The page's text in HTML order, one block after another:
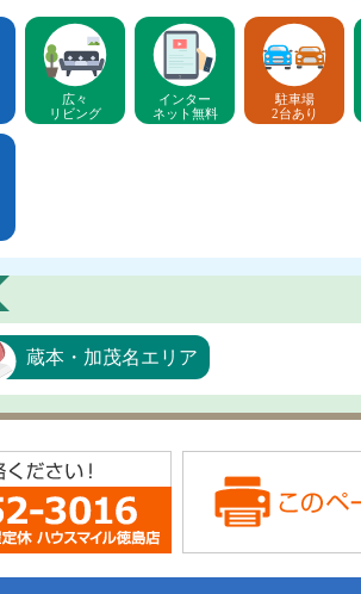
広々
リビング
インター
ネット無料
駐車場
2台あり
蔵本・加茂名エリア